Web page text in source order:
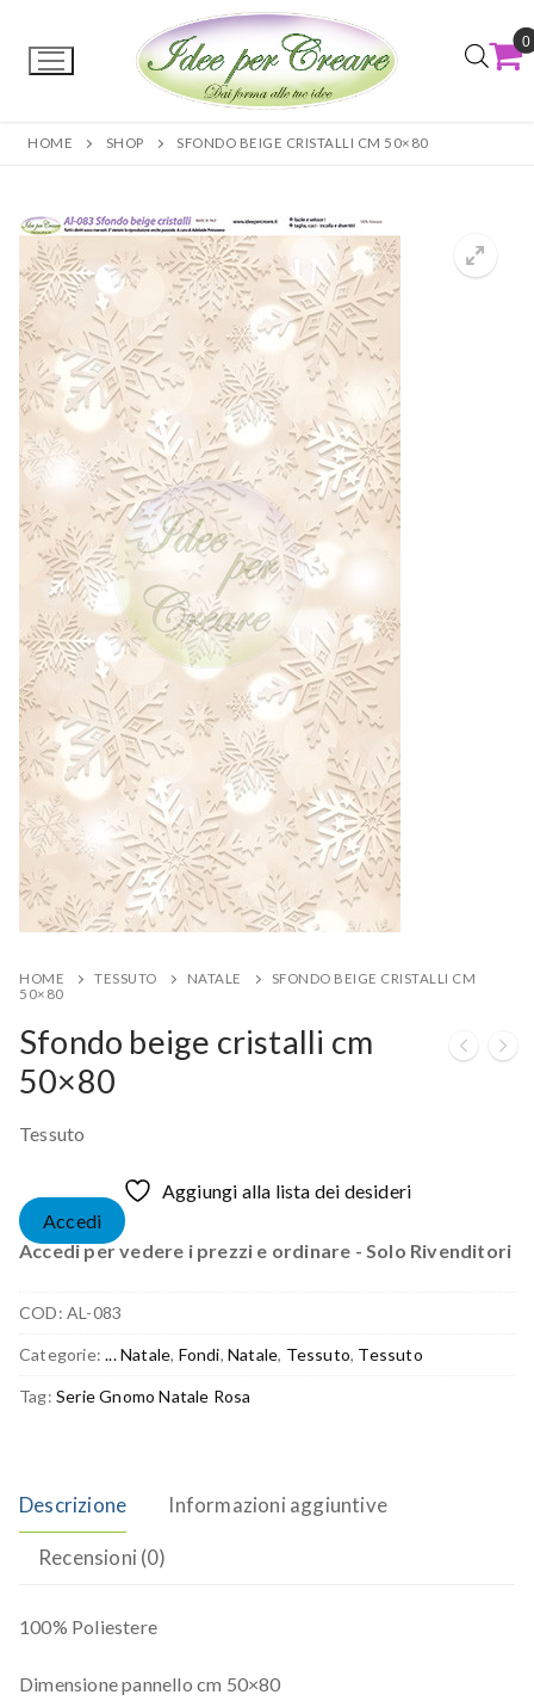
0
HOME SHOP SFONDO BEIGE CRISTALLI CM 50×80
HOME TESSUTO NATALE
SFONDO BEIGE CRISTALLI CM
50×80
Sfondo beige cristalli cm
50×80
Tessuto
Aggiungi alla lista dei desideri
Accedi
Accedi per vedere i prezzi e ordinare - Solo Rivenditori
COD: AL-083
Categorie:... Natale, Fondi,Natale, Tessuto, Tessuto
Tag: Serie Gnomo Natale Rosa
Descrizione Informazioni aggiuntive
Recensioni (0)
100% Poliestere
Dimensione pannello cm 50×80